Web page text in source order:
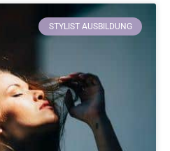
STYLIST AUSBILDUNG